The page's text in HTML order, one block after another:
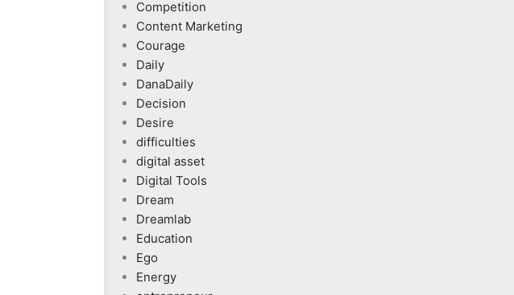
Competition
Content Marketing
Courage
Daily
DanaDaily
Decision
Desire
difficulties
digital asset
Digital Tools
Dream
Dreamlab
Education
Ego
Energy